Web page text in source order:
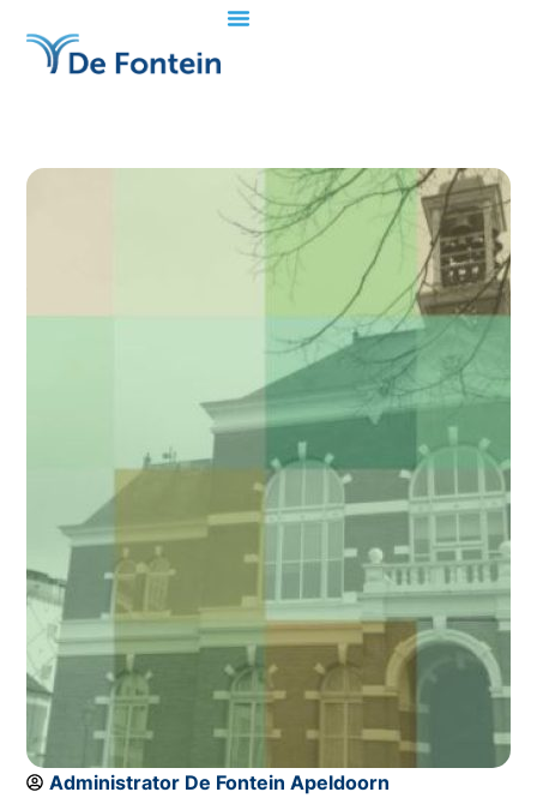
Administrator De Fontein Apeldoorn